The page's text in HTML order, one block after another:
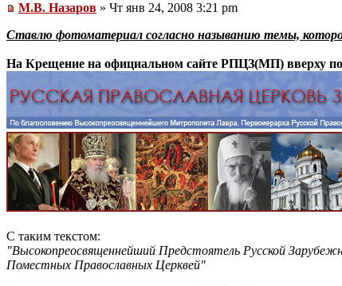
М.В. Назаров » Чт янв 24, 2008 3:21 pm
Ставлю фотоматериал согласно называнию темы,
На Крещение на официальном сайте РПЦЗ(МП) вверху
С таким текстом:
"Высокопреосвященнейший Предстоятель Русской
Поместных Православных Церквей"